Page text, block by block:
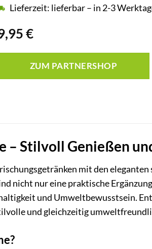
€
Lieferzeit: lieferbar – in 2-3
ZUM PARTNERSHOP
– Stilvoll Genießen
mit den eleganten
nicht nur eine praktische
und Umweltbewusstsein.
und gleichzeitig